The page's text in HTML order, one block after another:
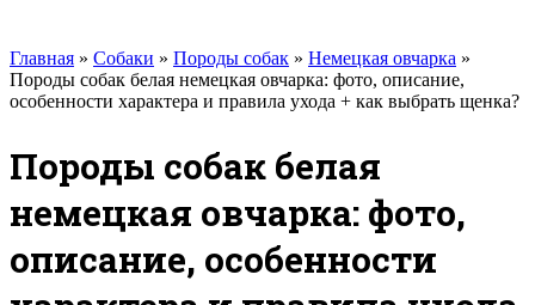
Главная » Собаки » Породы собак » Немецкая овчарка »
Породы собак белая немецкая овчарка: фото, описание,
особенности характера и правила ухода + как выбрать щенка?
Породы собак белая
немецкая овчарка: фото,
описание, особенности